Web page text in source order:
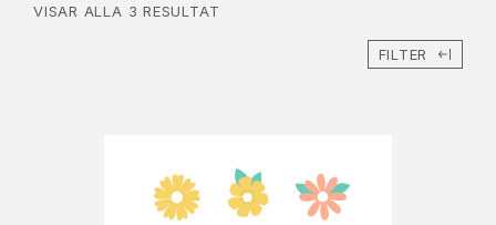
VISAR ALLA 3 RESULTAT
FILTER